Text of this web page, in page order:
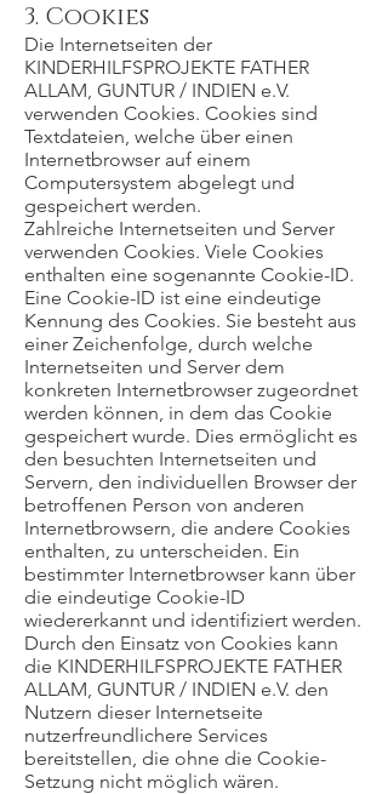
3. Cookies
Die Internetseiten der
KINDERHILFSPROJEKTE FATHER
ALLAM, GUNTUR / INDIEN e.V.
verwenden Cookies. Cookies sind
Textdateien, welche über einen
Internetbrowser auf einem
Computersystem abgelegt und
gespeichert werden.
Zahlreiche Internetseiten und Server
verwenden Cookies. Viele Cookies
enthalten eine sogenannte Cookie-ID.
Eine Cookie-ID ist eine eindeutige
Kennung des Cookies. Sie besteht aus
einer Zeichenfolge, durch welche
Internetseiten und Server dem
konkreten Internetbrowser zugeordnet
werden können, in dem das Cookie
gespeichert wurde. Dies ermöglicht es
den besuchten Internetseiten und
Servern, den individuellen Browser der
betroffenen Person von anderen
Internetbrowsern, die andere Cookies
enthalten, zu unterscheiden. Ein
bestimmter Internetbrowser kann über
die eindeutige Cookie-ID
wiedererkannt und identifiziert werden.
Durch den Einsatz von Cookies kann
die KINDERHILFSPROJEKTE FATHER
ALLAM, GUNTUR / INDIEN e.V. den
Nutzern dieser Internetseite
nutzerfreundlichere Services
bereitstellen, die ohne die Cookie-
Setzung nicht möglich wären.